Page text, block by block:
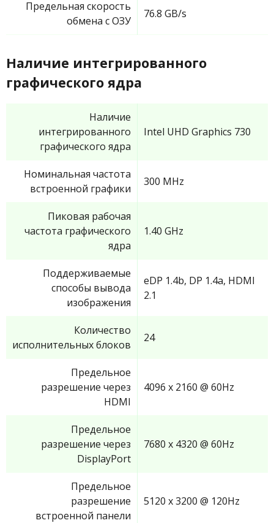
Предельная скорость
обмена с ОЗУ
76.8 GB/s
Наличие интегрированного
графического ядра
Наличие
интегрированного
графического ядра
Intel UHD Graphics 730
Номинальная частота
встроенной графики
300 MHz
Пиковая рабочая
частота графического
ядра
1.40 GHz
Поддерживаемые
способы вывода
изображения
eDP 1.4b, DP 1.4a, HDMI
2.1
Количество
исполнительных блоков
24
Предельное
разрешение через
HDMI
4096 x 2160 @ 60Hz
Предельное
разрешение через
DisplayPort
7680 x 4320 @ 60Hz
Предельное
разрешение
встроенной панели
5120 x 3200 @ 120Hz